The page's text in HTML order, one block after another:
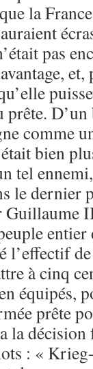
la
pas
et,
comme
bien
tel
le
entier
l’effectif
à cinq
équipés,
prête
la
: «